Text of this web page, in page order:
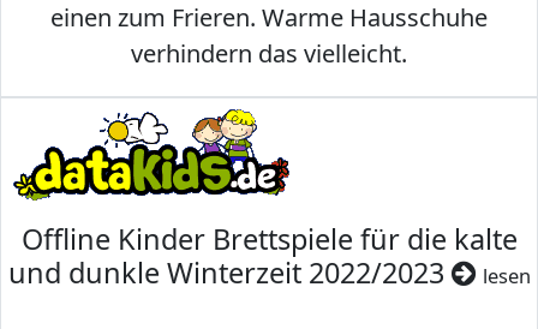
einen zum Frieren. Warme Hausschuhe
verhindern das vielleicht.
Offline Kinder Brettspiele für die kalte
und dunkle Winterzeit 2022/2023
lesen